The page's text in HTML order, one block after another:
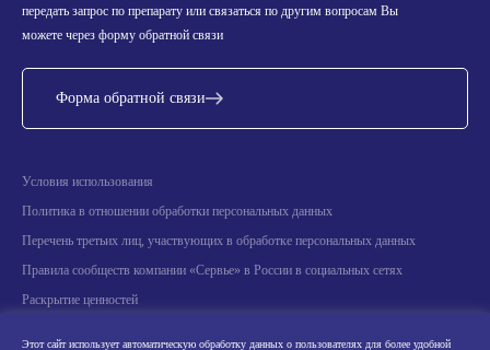
передать запрос по препарату или связаться по другим вопросам Вы
можете через форму обратной связи
Форма обратной связи
Условия использования
Политика в отношении обработки персональных данных
Перечень третьих лиц, участвующих в обработке персональных данных
Правила сообществ компании «Сервье» в России в социальных сетях
Раскрытие ценностей
Этот сайт использует автоматическую обработку данных о пользователях для более удобной